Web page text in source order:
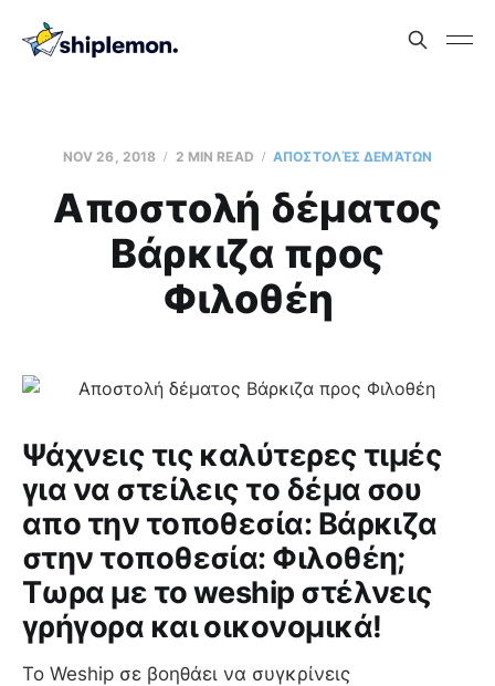
NOV 26, 2018 2 MIN READ AΠΟΣΤΟΛΈΣ ΔΕΜΆΤΩΝ
Aποστολή δέματος
Βάρκιζα προς
Φιλοθέη
Ψάχνεις τις καλύτερες τιμές
για να στείλεις το δέμα σου
απο την τοποθεσία: Βάρκιζα
στην τοποθεσία: Φιλοθέη;
Τωρα με το weship στέλνεις
γρήγορα και οικονομικά!
Το Weship σε βοηθάει να συγκρίνεις